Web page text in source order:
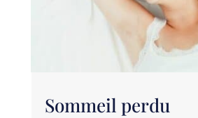
Sommeil perdu